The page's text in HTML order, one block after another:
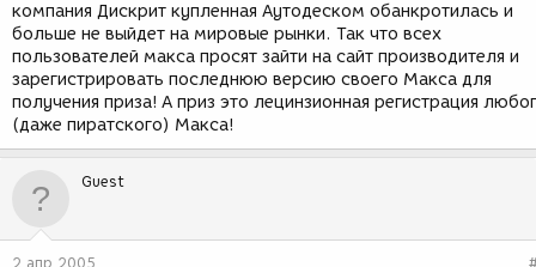
компания Дискрит купленная Аутодеском обанкротилась и
больше не выйдет на мировые рынки. Так что всех
пользователей макса просят зайти на сайт производителя и
зарегистрировать последнюю версию своего Макса для
получения приза! А приз это лецинзионная регистрация
(даже пиратского) Макса!
Guest
2 апр 2005